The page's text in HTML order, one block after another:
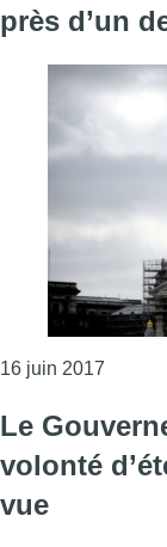
près d’un
16 juin 2017
Le
volonté
vue